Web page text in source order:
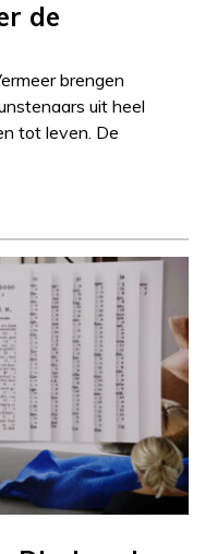
de
brengen
uit heel
tot leven. De